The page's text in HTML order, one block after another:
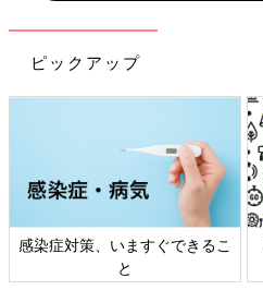
ピックアップ
日本外来小児科学会リーフレッ
ト検討会